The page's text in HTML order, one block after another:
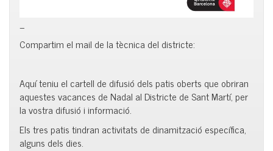
_
Compartim el mail de la tècnica del districte:
Aquí teniu el cartell de difusió dels patis oberts que obriran
aquestes vacances de Nadal al Districte de Sant Martí, per
la vostra difusió i informació.
Els tres patis tindran activitats de dinamització específica,
alguns dels dies.